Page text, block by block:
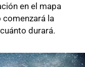
en el mapa
la
durará.